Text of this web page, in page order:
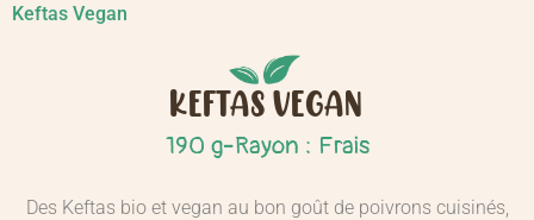
Keftas Vegan
KEFTAS VEGAN
190 g-Rayon : Frais
Des Keftas bio et vegan au bon goût de poivrons cuisinés,